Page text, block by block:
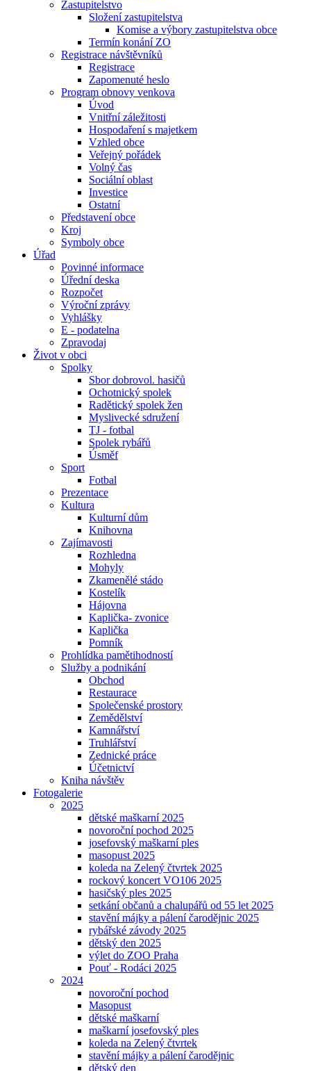
Zastupitelstvo
Složení zastupitelstva
Komise a výbory zastupitelstva obce
Termín konání ZO
Registrace návštěvníků
Registrace
Zapomenuté heslo
Program obnovy venkova
Úvod
Vnitřní záležitosti
Hospodaření s majetkem
Vzhled obce
Veřejný pořádek
Volný čas
Sociální oblast
Investice
Ostatní
Představení obce
Kroj
Symboly obce
Úřad
Povinné informace
Úřední deska
Rozpočet
Výroční zprávy
Vyhlášky
E - podatelna
Zpravodaj
Život v obci
Spolky
Sbor dobrovol. hasičů
Ochotnický spolek
Radětický spolek žen
Myslivecké sdružení
TJ - fotbal
Spolek rybářů
Úsměf
Sport
Fotbal
Prezentace
Kultura
Kulturní dům
Knihovna
Zajímavosti
Rozhledna
Mohyly
Zkamenělé stádo
Kostelík
Hájovna
Kaplička- zvonice
Kaplička
Pomník
Prohlídka pamětihodností
Služby a podnikání
Obchod
Restaurace
Společenské prostory
Zemědělství
Kamnářství
Truhlářství
Zednické práce
Účetnictví
Kniha návštěv
Fotogalerie
2025
dětské maškarní 2025
novoroční pochod 2025
josefovský maškarní ples
masopust 2025
koleda na Zelený čtvrtek 2025
rockový koncert VO106 2025
hasičský ples 2025
setkání občanů a chalupářů od 55 let 2025
stavění májky a pálení čarodějnic 2025
rybářské závody 2025
dětský den 2025
výlet do ZOO Praha
Pouť - Rodáci 2025
2024
novoroční pochod
Masopust
dětské maškarní
maškarní josefovský ples
koleda na Zelený čtvrtek
stavění májky a pálení čarodějnic
dětský den